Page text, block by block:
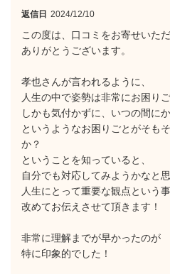
返信日 2024/12/10
この度は、口コミをお寄せいただ
ありがとうございます。
孝也さんが言われるように、
人生の中で姿勢は非常にお困り
しかも気付かずに、いつの間にか
というようなお困りごとがそも
か？
ということを知っていると、
自分でも対応してみようかなと
人生にとって重要な観点という
改めてお伝えさせて頂きます！
非常に理解までが早かったのが
特に印象的でした！